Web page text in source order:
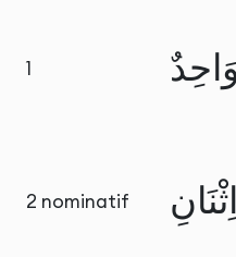
1 وَاحِدٌ
2 nominatif اِثْنَانِ